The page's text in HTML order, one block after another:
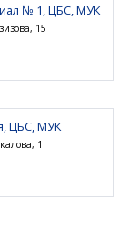
№ 1, ЦБС, МУК
15
ЦБС, МУК
1